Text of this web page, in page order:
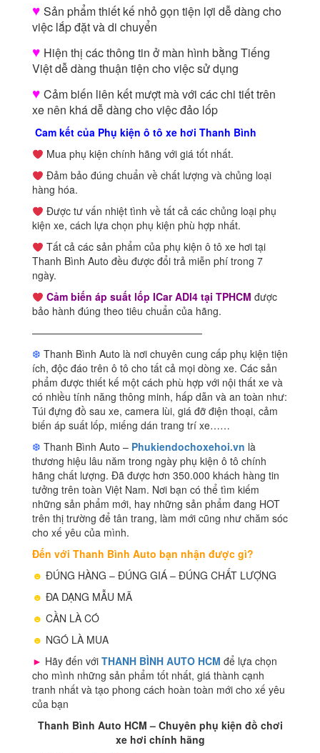
♥ Sản phẩm thiết kế nhỏ gọn tiện lợi dễ dàng cho
việc lắp đặt và di chuyển
♥ Hiện thị các thông tin ở màn hình bằng Tiếng
Việt dễ dàng thuận tiện cho việc sử dụng
♥ Cảm biến liên kết mượt mà với các chi tiết trên
xe nên khá dễ dàng cho việc đảo lốp
Cam kết của Phụ kiện ô tô xe hơi Thanh Bình
Mua phụ kiện chính hãng với giá tốt nhất.
Đảm bảo đúng chuẩn về chất lượng và chủng loại
hàng hóa.
Được tư vấn nhiệt tình về tất cả các chủng loại phụ
kiện xe, cách lựa chọn phụ kiện phù hợp nhất.
Tất cả các sản phẩm của phụ kiện ô tô xe hơi tại
Thanh Bình Auto đều được đổi trả miễn phí trong 7
ngày.
Cảm biến áp suất lốp ICar ADI4 tại TPHCM được
bảo hành đúng theo tiêu chuẩn của hãng.
—————————————————
❆ Thanh Bình Auto là nơi chuyên cung cấp phụ kiện tiện
ích, độc đáo trên ô tô cho tất cả mọi dòng xe. Các sản
phẩm được thiết kế một cách phù hợp với nội thất xe và
có nhiều tính năng thông minh, hấp dẫn và an toàn như:
Túi đựng đồ sau xe, camera lùi, giá đỡ điện thoại, cảm
biến áp suất lốp, miếng dán trang trí xe……
❆ Thanh Bình Auto – Phukiendochoxehoi.vn là
thương hiệu lâu năm trong ngày phụ kiện ô tô chính
hãng chất lượng. Đã được hơn 350.000 khách hàng tin
tưởng trên toàn Việt Nam. Nơi bạn có thể tìm kiếm
những sản phẩm mới, hay những sản phẩm đang HOT
trên thị trường để tân trang, làm mới cũng như chăm sóc
cho xế yêu của mình.
Đến với Thanh Bình Auto bạn nhận được gì?
☻ ĐÚNG HÀNG – ĐÚNG GIÁ – ĐÚNG CHẤT LƯỢNG
☻ ĐA DẠNG MẪU MÃ
☻ CẦN LÀ CÓ
☻ NGÓ LÀ MUA
► Hãy đến với THANH BÌNH AUTO HCM để lựa chọn
cho mình những sản phẩm tốt nhất, giá thành cạnh
tranh nhất và tạo phong cách hoàn toàn mới cho xế yêu
của bạn
Thanh Bình Auto HCM – Chuyên phụ kiện đồ chơi
xe hơi chính hãng